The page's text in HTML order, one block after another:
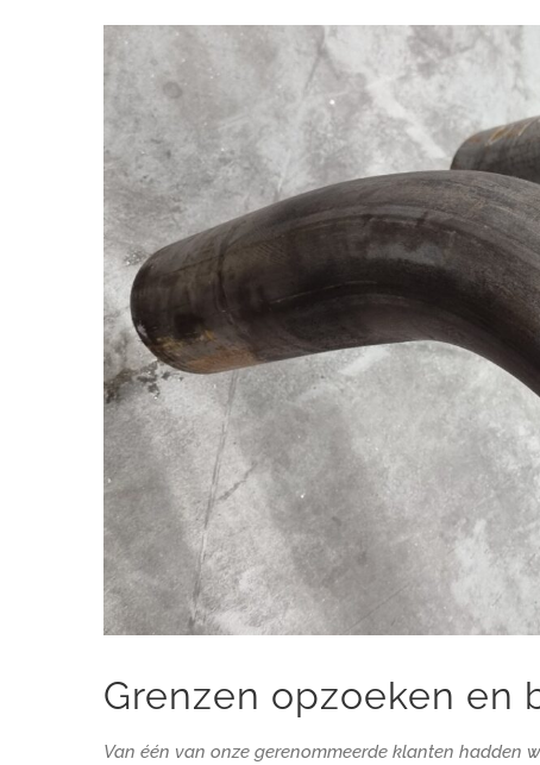
Bekijk
grotere
afbeelding
Grenzen opzoeken en
Van één van onze gerenommeerde klanten hadden